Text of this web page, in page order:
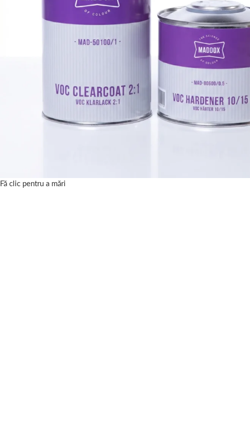
Fă clic pentru a mări